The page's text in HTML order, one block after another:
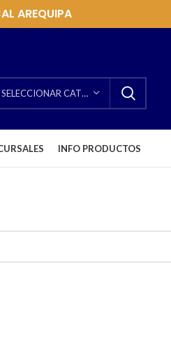
SELECCIONAR CATEGORÍA
INFO PRODUCTOS
AREQUIPA